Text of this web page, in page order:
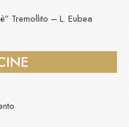
Tremollito – L. Eubea
– Agrigento